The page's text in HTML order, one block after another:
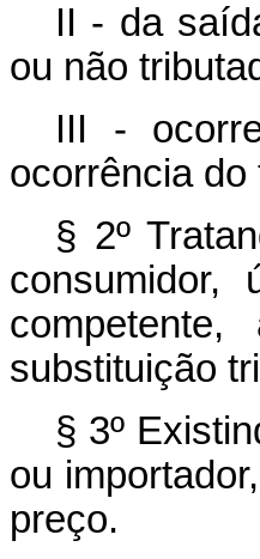
II - da
ou não
III -
ocorrência do
§ 2º
substituição
§ 3º
ou
preço.